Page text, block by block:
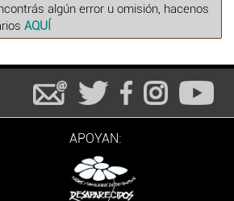
algún error u omisión, hacenos
AQUÍ
APOYAN: